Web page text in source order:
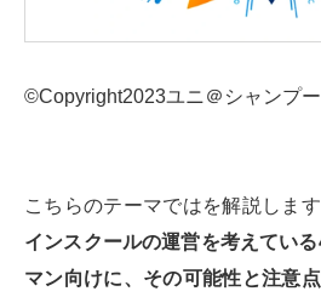
©︎Copyright2023ユニ＠シャンプ
こちらのテーマではを解説しま
インスクールの運営を考えてい
マン向けに、その可能性と注意